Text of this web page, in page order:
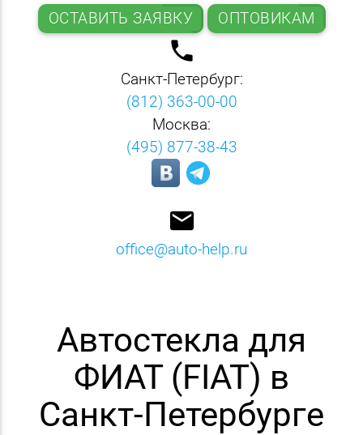
ОСТАВИТЬ ЗАЯВКУ
ОПТОВИКАМ
local_phone
Санкт-Петербург:
(812) 363-00-00
Москва:
(495) 877-38-43
email
office@auto-help.ru
Автостекла для
ФИАТ (FIAT) в
Санкт-Петербурге